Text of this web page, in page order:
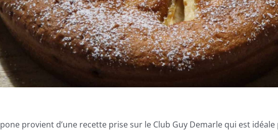
provient d’une recette prise sur le Club Guy Demarle qui est